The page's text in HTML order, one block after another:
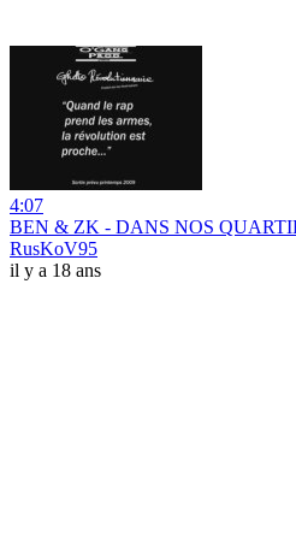
4:07
BEN & ZK - DANS NOS
RusKoV95
il y a 18 ans